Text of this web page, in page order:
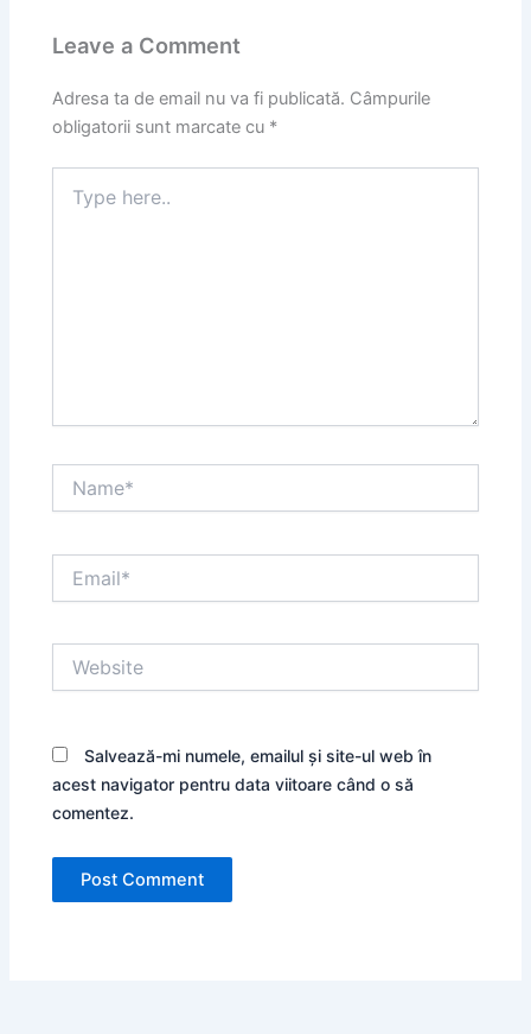
Leave a Comment
Adresa ta de email nu va fi publicată. Câmpurile
obligatorii sunt marcate cu *
here..
Salvează-mi numele, emailul și site-ul web în
acest navigator pentru data viitoare când o să
comentez.